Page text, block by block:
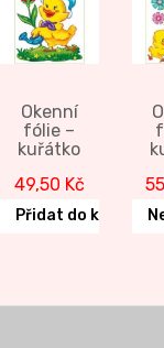
Okenní
fólie –
kuřátko
49,50 Kč
Přidat do košíku